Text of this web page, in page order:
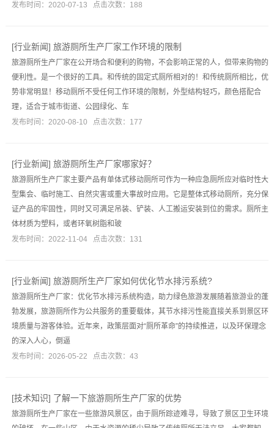
发布时间：2020-07-13 点击次数：188
[行业新闻] 旅游厕所生产厂家工作环境的限制
旅游厕所生产厂家在公开场合和便利的购物，不会影响正常的人，但带来购物的
便利性。是一个很好的工具。和传统的固定式厕所相对的！和传统厕所相比，优
势非常明显！移动厕所不受任何工作环境的限制，外型结构轻巧，颜色搭配合
理，适合于城市街道、公园绿化、车
发布时间：2020-08-10 点击次数：177
[行业新闻] 旅游厕所生产厂家哪家好？
旅游厕所生产厂家主要产品有单体式移动厕所可作为一种应急厕所应对临时性大
型集会、临时施工、自然灾害或重大事故时应用。它是整体式移动厕所，充分保
证产品的牢固性，同时又可满足吊装、铲装、人工搬运安装到位的需求。厕所主
体材质为塑料，或者环氧树脂和玻
发布时间：2022-11-04 点击次数：131
[行业新闻] 旅游厕所生产厂家如何优化节水排污系统?
旅游厕所生产厂家：优化节水排污系统构造，助力绿色旅游发展随着旅游业的蓬
勃发展，旅游厕所作为公共服务的重要载体，其节水排污性能直接关系到景区环
境质量与游客体验。近年来，政策层面对“厕所革命”的持续推进，以及环保理念
的深入人心，倒逼
发布时间：2026-05-22 点击次数：43
[技术知识] 了解一下旅游厕所生产厂家的优势
旅游厕所生产厂家在一些旅游风景区，由于厕所踪迹难寻，导致了景区卫生环境